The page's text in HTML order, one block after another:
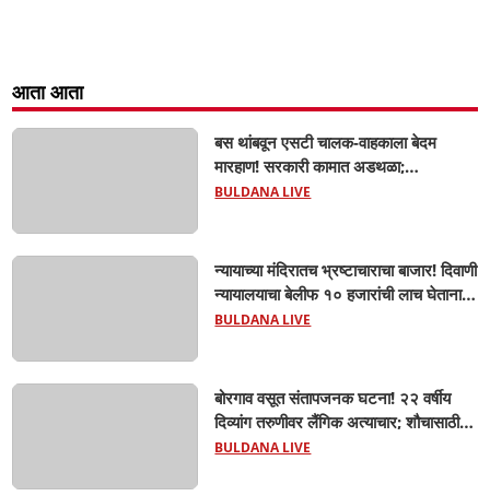
आता आता
बस थांबवून एसटी चालक-वाहकाला बेदम
मारहाण! सरकारी कामात अडथळा;
प्रवाशांसमोर धिंगाणा घालणाऱ्या तिघांविरुद्ध
BULDANA LIVE
न्यायाच्या मंदिरातच भ्रष्टाचाराचा बाजार! दिवाणी
न्यायालयाचा बेलीफ १० हजारांची लाच घेताना
एसीबीच्या जाळ्यात; मेहकरात खळबळ!
BULDANA LIVE
बोरगाव वसूत संतापजनक घटना! २२ वर्षीय
दिव्यांग तरुणीवर लैंगिक अत्याचार; शौचासाठी
गेलेल्या तरुणीचा पाठलाग करून अत्याचाराचा
BULDANA LIVE